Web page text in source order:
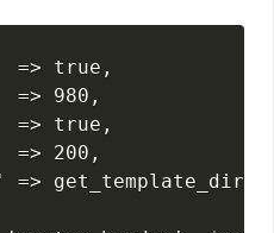
=> true,
=> 980,
=> true,
=> 200,
=>